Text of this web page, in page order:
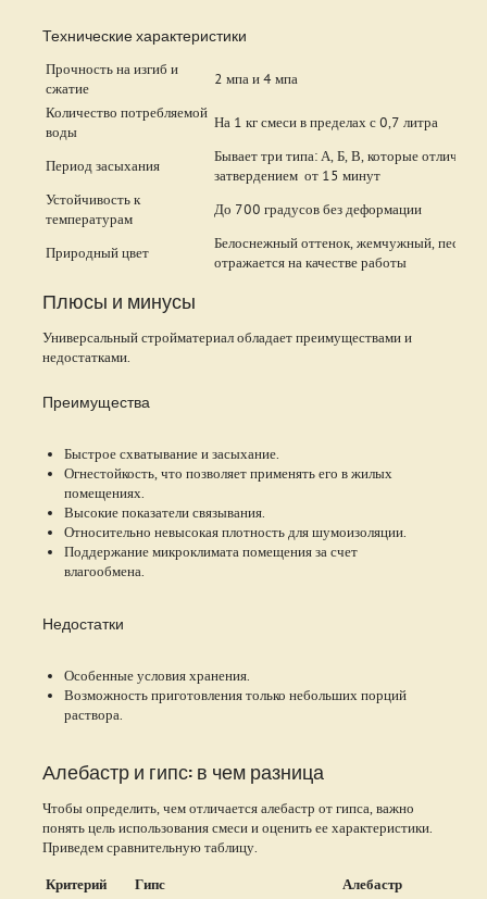
Технические характеристики
Прочность на изгиб и
сжатие
2 мпа и 4 мпа
Количество потребляемой
воды
На 1 кг смеси в пределах с 0,7 литра
Период засыхания
Бывает три типа: А, Б, В, которые
затвердением от 15 минут
Устойчивость к
температурам
До 700 градусов без деформации
Природный цвет
Белоснежный оттенок, жемчужный,
отражается на качестве работы
Плюсы и минусы
Универсальный стройматериал обладает преимуществами и
недостатками.
Преимущества
Быстрое схватывание и засыхание.
Огнестойкость, что позволяет применять его в жилых
помещениях.
Высокие показатели связывания.
Относительно невысокая плотность для шумоизоляции.
Поддержание микроклимата помещения за счет
влагообмена.
Недостатки
Особенные условия хранения.
Возможность приготовления только небольших порций
раствора.
Алебастр и гипс: в чем разница
Чтобы определить, чем отличается алебастр от гипса, важно
понять цель использования смеси и оценить ее характеристики.
Приведем сравнительную таблицу.
Критерий Гипс
Алебастр